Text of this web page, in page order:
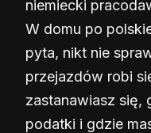
niemiecki
W domu po
pyta, nikt nie
przejazdów robi
zastanawiasz się,
podatki i gdzie